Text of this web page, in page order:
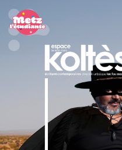
Panneau de gestion des